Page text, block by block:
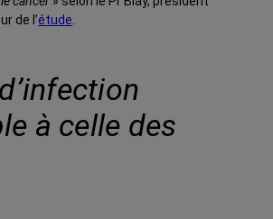
de l’étude.
à celle des